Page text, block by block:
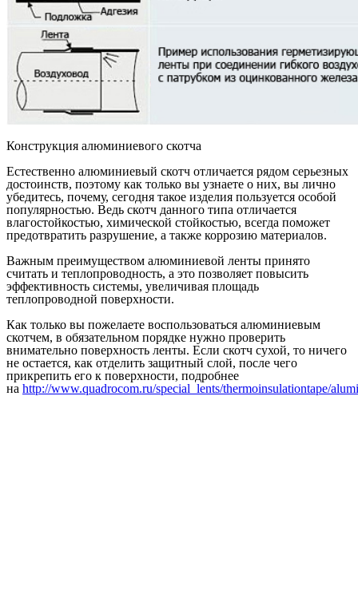
Конструкция алюминиевого скотча
Естественно алюминиевый скотч отличается рядом серьезных
достоинств, поэтому как только вы узнаете о них, вы лично
убедитесь, почему, сегодня такое изделия пользуется особой
популярностью. Ведь скотч данного типа отличается
влагостойкостью, химической стойкостью, всегда поможет
предотвратить разрушение, а также коррозию материалов.
Важным преимуществом алюминиевой ленты принято
считать и теплопроводность, а это позволяет повысить
эффективность системы, увеличивая площадь
теплопроводной поверхности.
Как только вы пожелаете воспользоваться алюминиевым
скотчем, в обязательном порядке нужно проверить
внимательно поверхность ленты. Если скотч сухой, то ничего
не остается, как отделить защитный слой, после чего
прикрепить его к поверхности, подробнее
на http://www.quadrocom.ru/special_lents/thermoinsulationtape/